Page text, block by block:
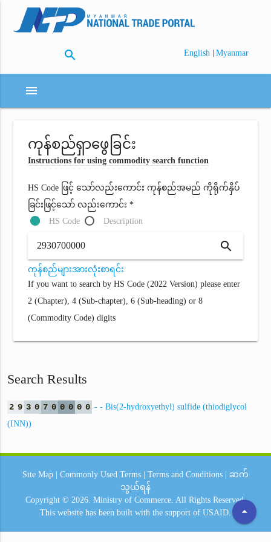
search English | Myanmar
menu
ကုန်စည်ရှာဖွေခြင်း
Instructions for using commodity search function
HS Code ဖြင့် သော်လည်းကောင်း ကုန်စည်အမည် ကိုရိုက်နှိပ်
ခြင်းဖြင့်သော် လည်းကောင်း *
HS Code
Description
search
ကုန်စည်များအားလုံးစာရင်း
If you want to search by HS Code (2022 Version) please enter
2 (Chapter), 4 (Sub-chapter), 6 (Sub-heading) or 8
(Commodity Code) digits
Search Results
2 9 3 0 7 0 0 0 0 0 - - Bis(2-hydroxyethyl) sulfide (thiodiglycol
(INN))
arrow_drop_up
Site Map Commonly Used Terms Terms and Conditions
ဆက်
သွယ်ရန်
Copyright © 2026. Ministry of Commerce. All Rights Reserved.
This website has been built with the support of USAID.